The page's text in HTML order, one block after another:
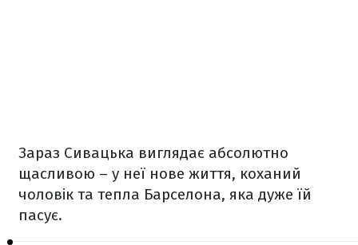
Зараз Сивацька виглядає абсолютно
щасливою – у неї нове життя, коханий
чоловік та тепла Барселона, яка дуже їй
пасує.